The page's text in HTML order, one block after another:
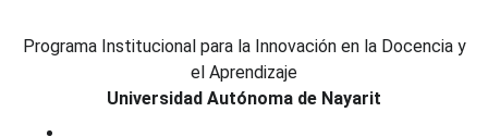
Programa Institucional para la Innovación en la Docencia y
el Aprendizaje
Universidad Autónoma de Nayarit